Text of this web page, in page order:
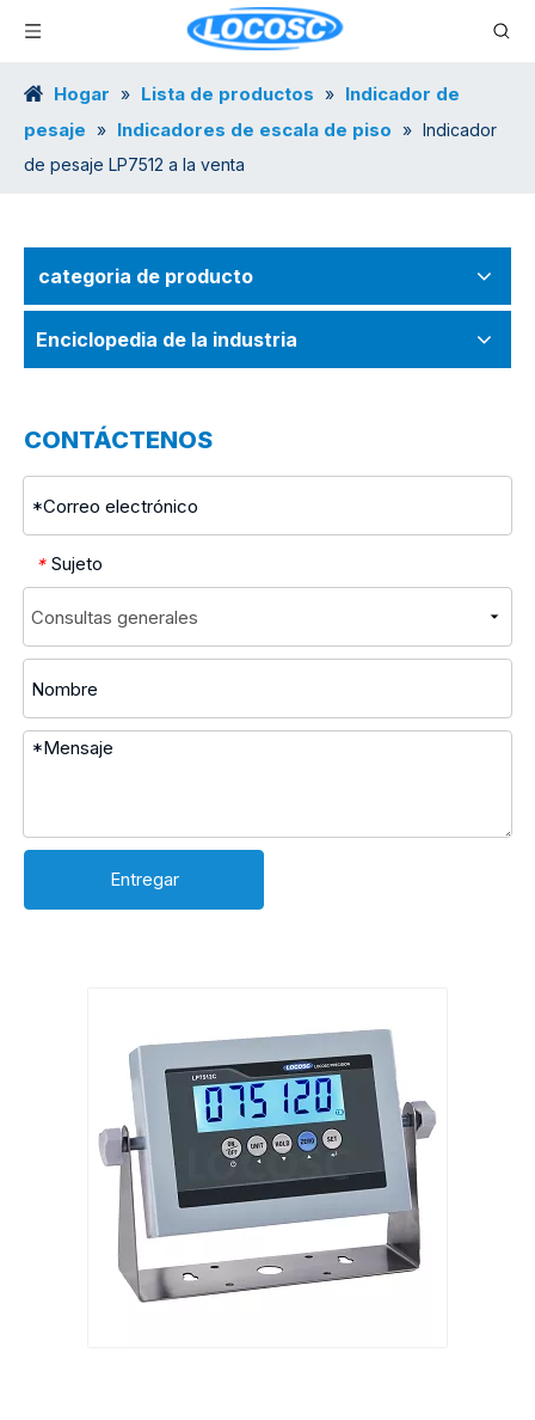
Hogar » Lista de productos » Indicador de
pesaje » Indicadores de escala de piso » Indicador
de pesaje LP7512 a la venta
categoria de producto
Enciclopedia de la industria
CONTÁCTENOS
* Sujeto
Entregar